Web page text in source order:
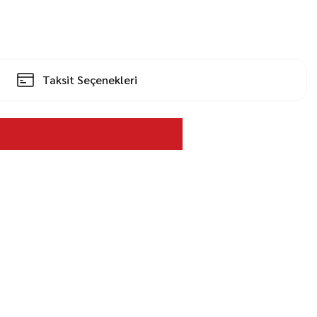
Taksit Seçenekleri